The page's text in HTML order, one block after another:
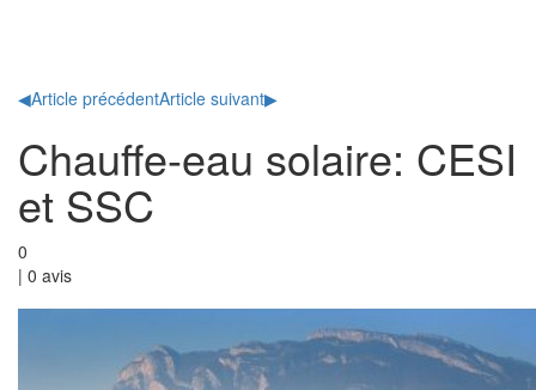
◀Article précédentArticle suivant▶
Chauffe-eau solaire: CESI
et SSC
0
| 0 avis